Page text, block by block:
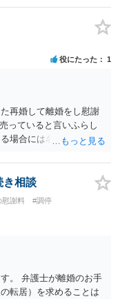
役にたった 1
再婚して離婚をし慰謝
っていると言いふらし
場合には名誉権侵害や
ですので，依頼中の弁
決められると良いでし
き相談
慰謝料
#調停
。 弁護士が離婚のお手
転居）を求めることは